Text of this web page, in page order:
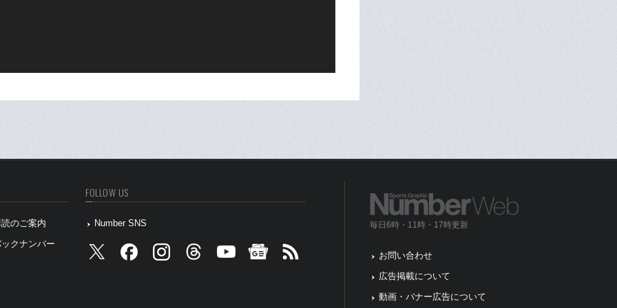
のご案内
クナンバー
FOLLOW US
Number SNS 毎日6時・11時・17時更新
お問い合わせ
広告掲載について
動画・バナー広告について